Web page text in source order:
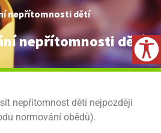
nepřítomnosti dětí
nepřítomnosti dětí
nepřítomnost dětí nejpozději
normování obědů).